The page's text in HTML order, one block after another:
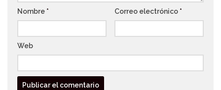
Nombre * Correo electrónico *
Web